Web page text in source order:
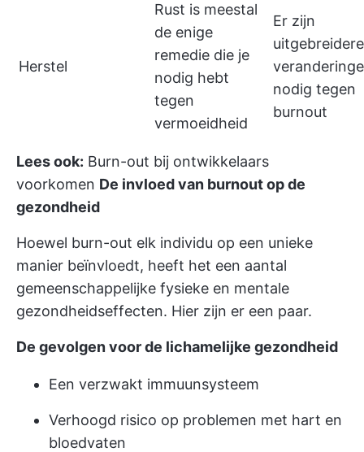
Herstel
Rust is meestal
de enige
remedie die je
nodig hebt
tegen
vermoeidheid
Er zijn
uitgebreidere
nodig tegen
burnout
Lees ook: Burn-out bij ontwikkelaars
voorkomen De invloed van burnout op de
gezondheid
Hoewel burn-out elk individu op een unieke
manier beïnvloedt, heeft het een aantal
gemeenschappelijke fysieke en mentale
gezondheidseffecten. Hier zijn er een paar.
De gevolgen voor de lichamelijke gezondheid
Een verzwakt immuunsysteem
Verhoogd risico op problemen met hart en
bloedvaten